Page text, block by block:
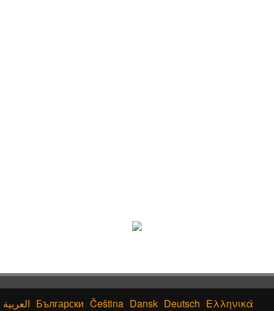
Български Čeština Dansk Deutsch Ελληνικά